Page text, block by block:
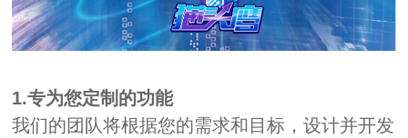
1.专为您定制的功能
我们的团队将根据您的需求和目标，设计并开发